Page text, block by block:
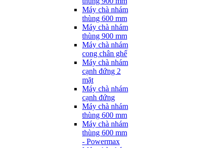
Máy chà nhám
thùng 600 mm
Máy chà nhám
thùng 900 mm
Máy chà nhám
cong chân ghế
Máy chà nhám
cạnh đứng 2
mặt
Máy chà nhám
cạnh đứng
Máy chà nhám
thùng 600 mm
Máy chà nhám
thùng 600 mm
- Powermax